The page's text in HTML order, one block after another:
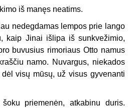
iš manęs neatims.
nedegdamas lempos prie lango
kaip Jinai išlipa iš sunkvežimio,
buvusius rimoriaus Otto namus
namo. Nuvargus, niekados
visų mūsų, už visus gyvenanti
priemenėn, atkabinu duris.